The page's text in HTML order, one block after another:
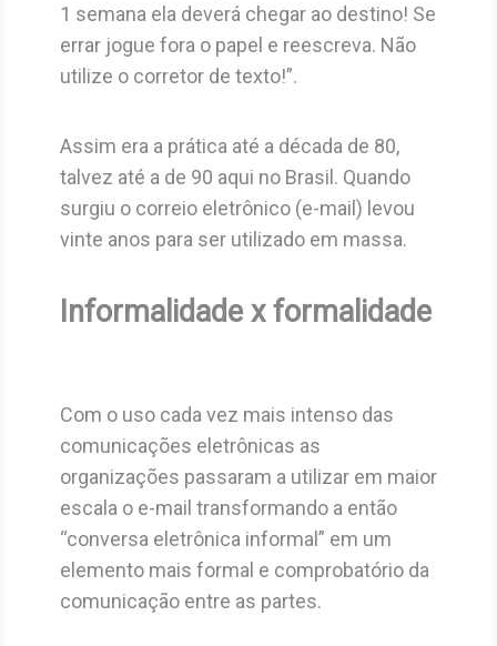
1 semana ela deverá chegar ao destino! Se
errar jogue fora o papel e reescreva. Não
utilize o corretor de texto!”.
Assim era a prática até a década de 80,
talvez até a de 90 aqui no Brasil. Quando
surgiu o correio eletrônico (e-mail) levou
vinte anos para ser utilizado em massa.
Informalidade x formalidade
Com o uso cada vez mais intenso das
comunicações eletrônicas as
organizações passaram a utilizar em maior
escala o e-mail transformando a então
“conversa eletrônica informal” em um
elemento mais formal e comprobatório da
comunicação entre as partes.